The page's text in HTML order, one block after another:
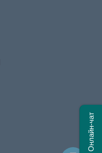
Онлайн-чат